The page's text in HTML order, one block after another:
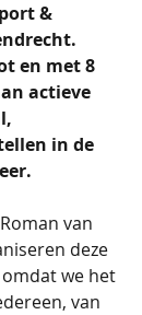
&
en met 8
actieve
in de
van
deze
we het
van